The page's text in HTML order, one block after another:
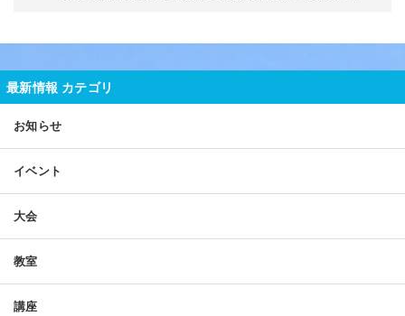
最新情報 カテゴリ
お知らせ
イベント
大会
教室
講座